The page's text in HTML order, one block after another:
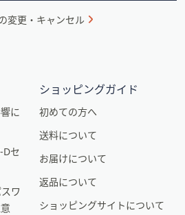
変更・キャンセル
に
Dセ
ワ
ショッピングガイド
初めての方へ
送料について
お届けについて
返品について
ショッピングサイトについて